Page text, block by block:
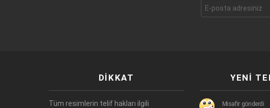
mail
adresi:
DIKKAT
Tüm resimlerin telif hakları ilgili
YENI
Misafir gönderdi